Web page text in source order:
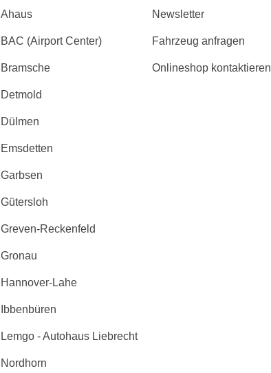
Ahaus
BAC (Airport Center)
Bramsche
Detmold
Dülmen
Emsdetten
Garbsen
Gütersloh
Greven-Reckenfeld
Gronau
Hannover-Lahe
Ibbenbüren
Lemgo - Autohaus Liebrecht
Nordhorn
Newsletter
Fahrzeug anfragen
Onlineshop kontaktieren